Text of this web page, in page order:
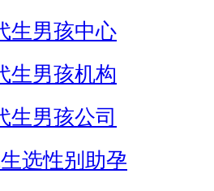
生男孩中心
生男孩机构
生男孩公司
选性别助孕